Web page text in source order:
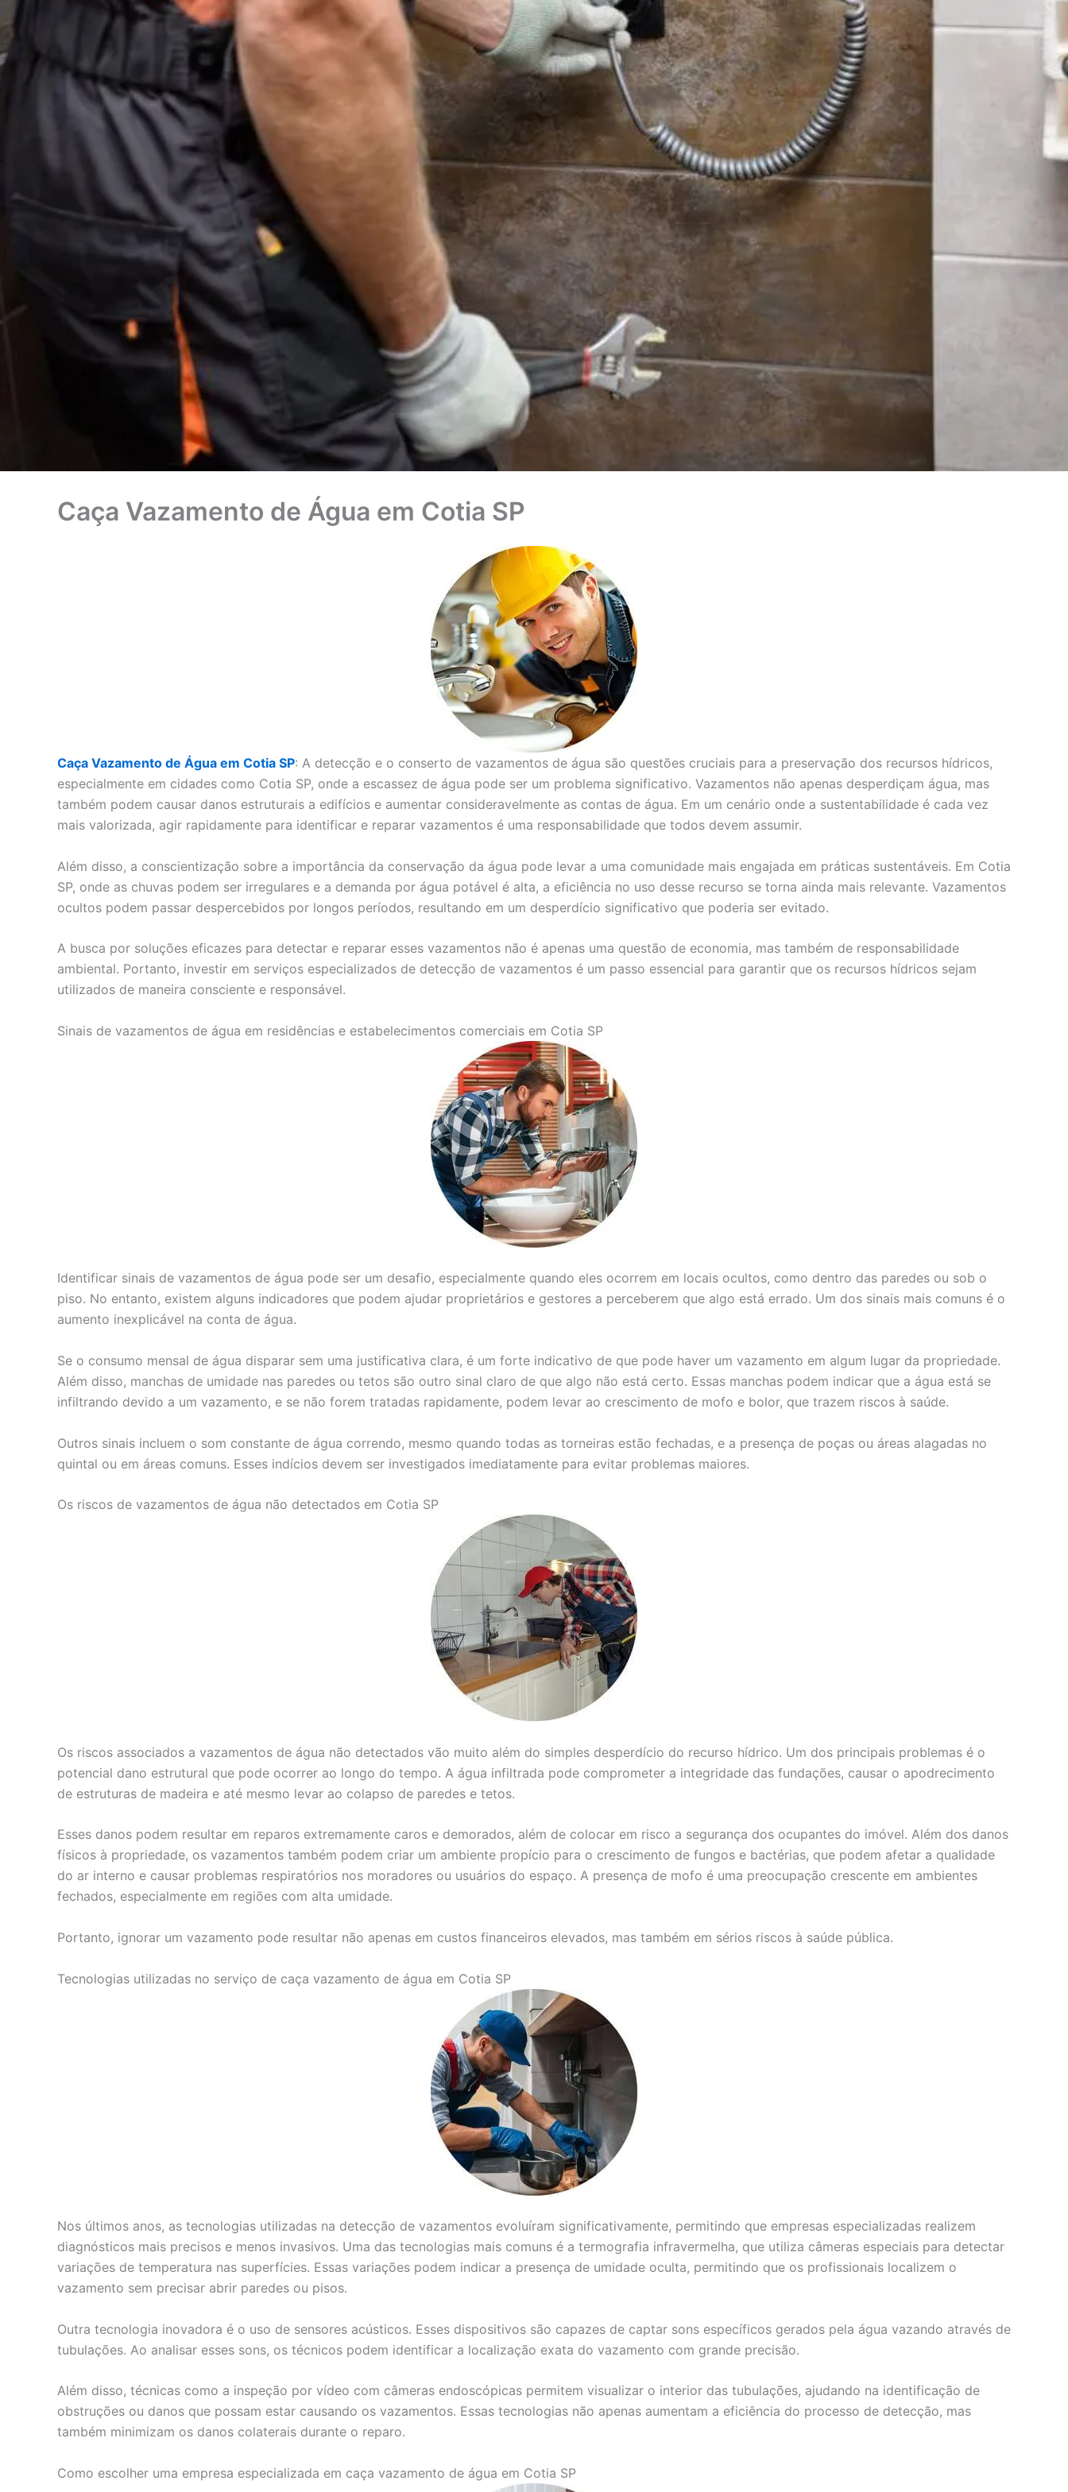
Caça Vazamento de Água em Cotia SP
Caça Vazamento de Água em Cotia SP: A detecção e o conserto de vazamentos de água são questões cruciais para a preservação dos recursos hídricos,
especialmente em cidades como Cotia SP, onde a escassez de água pode ser um problema significativo. Vazamentos não apenas desperdiçam água, mas
também podem causar danos estruturais a edifícios e aumentar consideravelmente as contas de água. Em um cenário onde a sustentabilidade é cada vez
mais valorizada, agir rapidamente para identificar e reparar vazamentos é uma responsabilidade que todos devem assumir.
Além disso, a conscientização sobre a importância da conservação da água pode levar a uma comunidade mais engajada em práticas sustentáveis. Em Cotia
SP, onde as chuvas podem ser irregulares e a demanda por água potável é alta, a eficiência no uso desse recurso se torna ainda mais relevante. Vazamentos
ocultos podem passar despercebidos por longos períodos, resultando em um desperdício significativo que poderia ser evitado.
A busca por soluções eficazes para detectar e reparar esses vazamentos não é apenas uma questão de economia, mas também de responsabilidade
ambiental. Portanto, investir em serviços especializados de detecção de vazamentos é um passo essencial para garantir que os recursos hídricos sejam
utilizados de maneira consciente e responsável.
Sinais de vazamentos de água em residências e estabelecimentos comerciais em Cotia SP
Identificar sinais de vazamentos de água pode ser um desafio, especialmente quando eles ocorrem em locais ocultos, como dentro das paredes ou sob o
piso. No entanto, existem alguns indicadores que podem ajudar proprietários e gestores a perceberem que algo está errado. Um dos sinais mais comuns é o
aumento inexplicável na conta de água.
Se o consumo mensal de água disparar sem uma justificativa clara, é um forte indicativo de que pode haver um vazamento em algum lugar da propriedade.
Além disso, manchas de umidade nas paredes ou tetos são outro sinal claro de que algo não está certo. Essas manchas podem indicar que a água está se
infiltrando devido a um vazamento, e se não forem tratadas rapidamente, podem levar ao crescimento de mofo e bolor, que trazem riscos à saúde.
Outros sinais incluem o som constante de água correndo, mesmo quando todas as torneiras estão fechadas, e a presença de poças ou áreas alagadas no
quintal ou em áreas comuns. Esses indícios devem ser investigados imediatamente para evitar problemas maiores.
Os riscos de vazamentos de água não detectados em Cotia SP
Os riscos associados a vazamentos de água não detectados vão muito além do simples desperdício do recurso hídrico. Um dos principais problemas é o
potencial dano estrutural que pode ocorrer ao longo do tempo. A água infiltrada pode comprometer a integridade das fundações, causar o apodrecimento
de estruturas de madeira e até mesmo levar ao colapso de paredes e tetos.
Esses danos podem resultar em reparos extremamente caros e demorados, além de colocar em risco a segurança dos ocupantes do imóvel. Além dos danos
físicos à propriedade, os vazamentos também podem criar um ambiente propício para o crescimento de fungos e bactérias, que podem afetar a qualidade
do ar interno e causar problemas respiratórios nos moradores ou usuários do espaço. A presença de mofo é uma preocupação crescente em ambientes
fechados, especialmente em regiões com alta umidade.
Portanto, ignorar um vazamento pode resultar não apenas em custos financeiros elevados, mas também em sérios riscos à saúde pública.
Tecnologias utilizadas no serviço de caça vazamento de água em Cotia SP
Nos últimos anos, as tecnologias utilizadas na detecção de vazamentos evoluíram significativamente, permitindo que empresas especializadas realizem
diagnósticos mais precisos e menos invasivos. Uma das tecnologias mais comuns é a termografia infravermelha, que utiliza câmeras especiais para detectar
variações de temperatura nas superfícies. Essas variações podem indicar a presença de umidade oculta, permitindo que os profissionais localizem o
vazamento sem precisar abrir paredes ou pisos.
Outra tecnologia inovadora é o uso de sensores acústicos. Esses dispositivos são capazes de captar sons específicos gerados pela água vazando através de
tubulações. Ao analisar esses sons, os técnicos podem identificar a localização exata do vazamento com grande precisão.
Além disso, técnicas como a inspeção por vídeo com câmeras endoscópicas permitem visualizar o interior das tubulações, ajudando na identificação de
obstruções ou danos que possam estar causando os vazamentos. Essas tecnologias não apenas aumentam a eficiência do processo de detecção, mas
também minimizam os danos colaterais durante o reparo.
Como escolher uma empresa especializada em caça vazamento de água em Cotia SP